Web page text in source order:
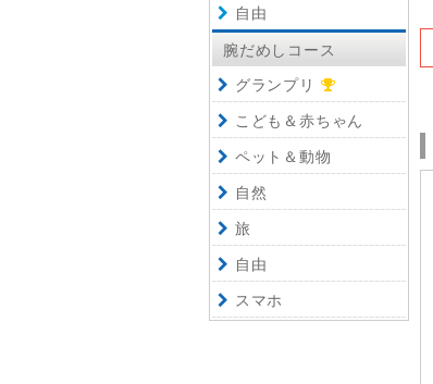
自由
腕だめしコース
グランプリ
こども＆赤ちゃん
ペット＆動物
自然
旅
自由
スマホ